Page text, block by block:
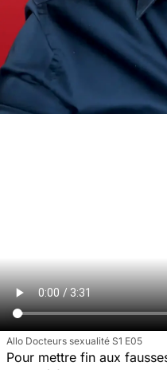
Allo Docteurs sexualité S1 E05
Pour mettre fin aux